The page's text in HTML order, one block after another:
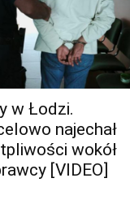
w Łodzi.
najechał
wokół
[VIDEO]